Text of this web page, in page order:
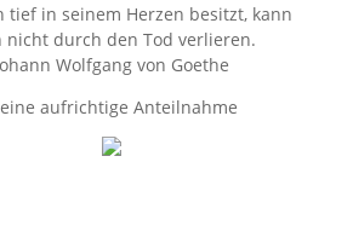
tief in seinem Herzen besitzt, kann
nicht durch den Tod verlieren.
Wolfgang von Goethe
aufrichtige Anteilnahme